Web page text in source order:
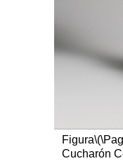
Figura
Cucharón